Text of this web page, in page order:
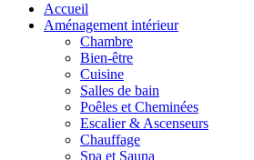
Accueil
Aménagement intérieur
Chambre
Bien-être
Cuisine
Salles de bain
Poêles et Cheminées
Escalier & Ascenseurs
Chauffage
Spa et Sauna